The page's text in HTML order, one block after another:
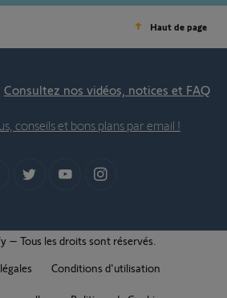
Haut de page
Consultez nos vidéos, notices et FAQ
conseils et bons plans par email !
– Tous les droits sont réservés.
Conditions d'utilisation